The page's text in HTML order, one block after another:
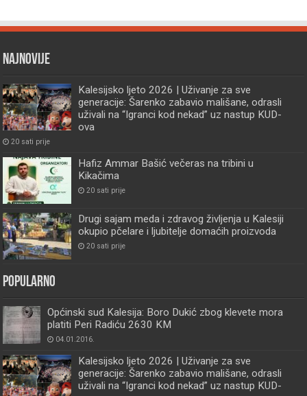
Najnovije
Kalesijsko ljeto 2026 | Uživanje za sve
generacije: Šarenko zabavio mališane, odrasli
uživali na “Igranci kod nekad” uz nastup KUD-
ova
20 sati prije
Hafiz Ammar Bašić večeras na tribini u
Kikačima
20 sati prije
Drugi sajam meda i zdravog življenja u Kalesiji
okupio pčelare i ljubitelje domaćih proizvoda
20 sati prije
Popularno
Općinski sud Kalesija: Boro Dukić zbog klevete mora
platiti Peri Radiću 2630 KM
04.01.2016.
Kalesijsko ljeto 2026 | Uživanje za sve
generacije: Šarenko zabavio mališane, odrasli
uživali na “Igranci kod nekad” uz nastup KUD-